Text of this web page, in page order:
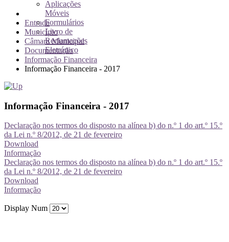
Aplicações
Móveis
Formulários
Livro de
Reclamações
Eletrónico
Entrada
Município
Câmara Municipal
Documentação
Informação Financeira
Informação Financeira - 2017
Informação Financeira - 2017
Declaração nos termos do disposto na alínea b) do n.º 1 do art.º 15.º
da Lei n.º 8/2012, de 21 de fevereiro
Download
Informação
Declaração nos termos do disposto na alínea b) do n.º 1 do art.º 15.º
da Lei n.º 8/2012, de 21 de fevereiro
Download
Informação
Display Num